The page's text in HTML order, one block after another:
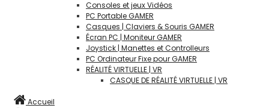
Consoles et jeux Vidéos
PC Portable GAMER
Casques | Claviers & Souris GAMER
Écran PC | Moniteur GAMER
Joystick | Manettes et Controlleurs
PC Ordinateur Fixe pour GAMER
RÉALITÉ VIRTUELLE | VR
CASQUE DE RÉALITÉ VIRTUELLE | VR
Accueil